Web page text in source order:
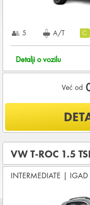
5 A/T
Detalji o vozilu
Već od
Šta je uključeno u ponudu?
OSNOVNI PAKET
(THW)
Koji su osnovni uslovi za
Starost vozača
VW T-ROC 1.5 TSI
INTERMEDIATE | IGAD